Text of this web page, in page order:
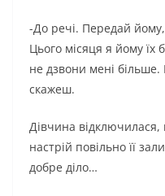
-До речі. Передай
Цього місяця я йому їх
не дзвони мені більше.
скажеш.
Дівчина
настрій повільно її
добре діло…